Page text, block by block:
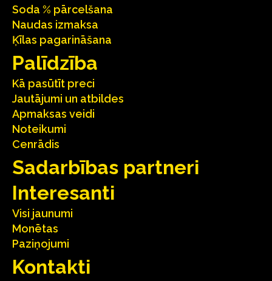
Soda % pārcelšana
Naudas izmaksa
Ķīlas pagarināšana
Palīdzība
Kā pasūtīt preci
Jautājumi un atbildes
Apmaksas veidi
Noteikumi
Cenrādis
Sadarbības partneri
Interesanti
Visi jaunumi
Monētas
Paziņojumi
Kontakti